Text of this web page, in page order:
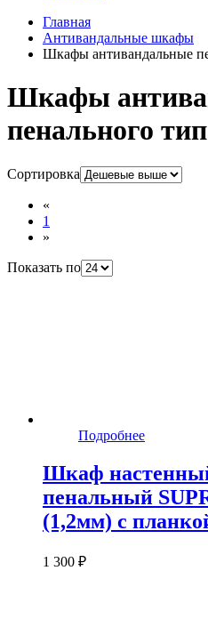
Главная
Антивандальные шкафы
Шкафы антивандальные
Шкафы
пенального
Сортировка
«
1
»
Показать по
Подробнее
Шкаф
пенальный
(1,2мм) с
1 300 ₽